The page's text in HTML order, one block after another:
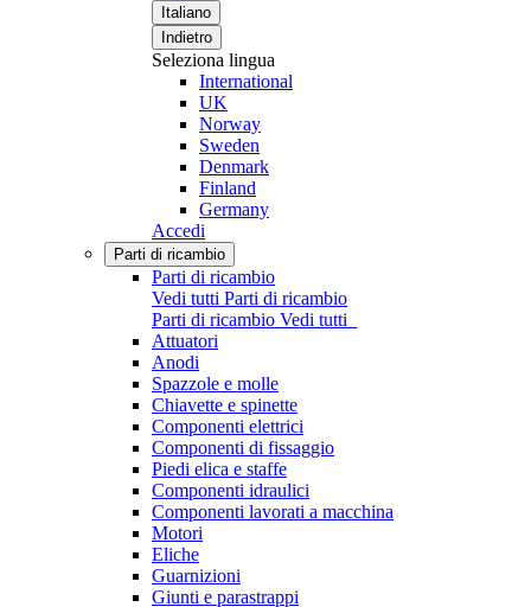
Italiano
Indietro
Seleziona lingua
International
UK
Norway
Sweden
Denmark
Finland
Germany
Accedi
Parti di ricambio
Parti di ricambio
Vedi tutti Parti di ricambio
Parti di ricambio Vedi tutti
Attuatori
Anodi
Spazzole e molle
Chiavette e spinette
Componenti elettrici
Componenti di fissaggio
Piedi elica e staffe
Componenti idraulici
Componenti lavorati a macchina
Motori
Eliche
Guarnizioni
Giunti e parastrappi